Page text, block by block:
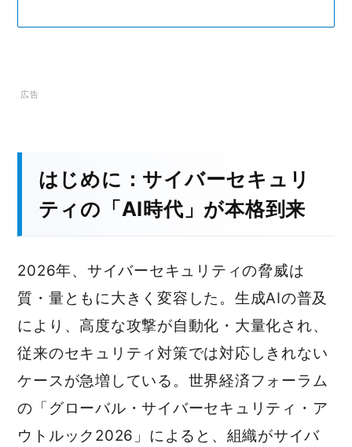
はじめに：サイバーセキュリ
ティの「AI時代」が本格到来
2026年、サイバーセキュリティの脅威は
質・量ともに大きく変容した。生成AIの普及
により、高度な攻撃が自動化・大量化され、
従来のセキュリティ対策では対応しきれない
ケースが急増している。世界経済フォーラム
の「グローバル・サイバーセキュリティ・ア
ウトルック2026」によると、組織がサイバ